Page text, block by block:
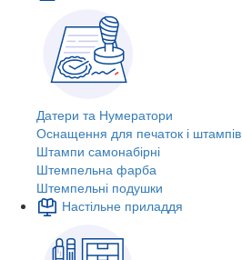
Датери та Нумератори
Оснащення для печаток і штампів
Штампи самонабірні
Штемпельна фарба
Штемпельні подушки
Настільне приладдя